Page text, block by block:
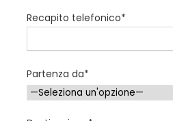
Recapito telefonico*
Partenza da*
questura di riferimento.
autorità competenti
proprio paese quali sono i